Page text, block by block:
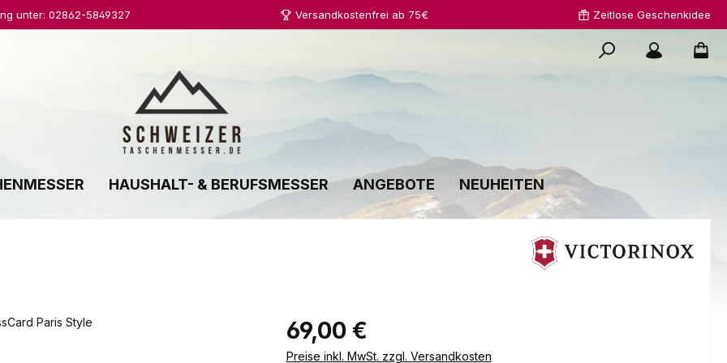
unter: 02862-5849327 Versandkostenfrei ab 75€ Zeitlose Geschenkidee
HAUSHALT- & BERUFSMESSER ANGEBOTE NEUHEITEN
Regulärer Preis:
69,00 €
Preise inkl. MwSt. zzgl. Versandkosten